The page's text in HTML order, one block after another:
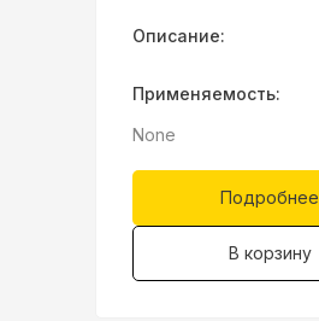
Описание:
Применяемость:
None
Подробнее
В корзину